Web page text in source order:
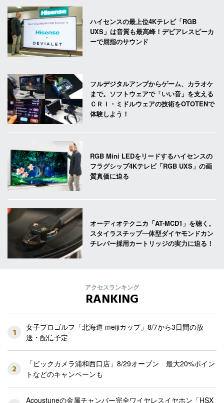
ハイセンスの最上位4Kテレビ「RGB
UXS」は音質も最高峰！デビアレスピーカ
ーで屈指のサウンド
フルデジタルアンプからゲーム、カラオケ
まで。ソフトウェアで「いい音」を支える
ＣＲＩ・ミドルウェアの技術をOTOTENで
体験しよう！
RGB Mini LEDをリードするハイセンスの
フラグシップ4Kテレビ「RGB UXS」の画
質真価に迫る
オーディオテクニカ「AT-MCD1」を聴く。
スタイラスチップ一体型ダイヤモンドカン
チレバー採用カートリッジの実力に迫る！
アクセスランキング
RANKING
1
女子プロゴルフ「北海道 meijiカップ」8/7から3日間の放
送・配信予定
2
「ビックカメラ浦和西口店」8/29オープン 最大20%ポイン
トなどのキャンペーンも
Acoustuneの金属チャンバー完全ワイヤレスイヤホン「HSX